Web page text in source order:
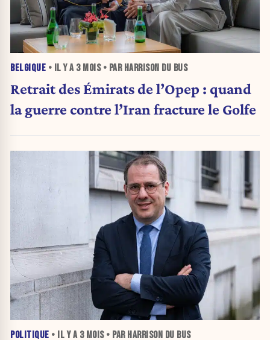
BELGIQUE • IL Y A 3 MOIS• PAR HARRISON DU BUS
Retrait des Émirats de l’Opep : quand
la guerre contre l’Iran fracture le Golfe
POLITIQUE • IL Y A 3 MOIS• PAR HARRISON DU BUS